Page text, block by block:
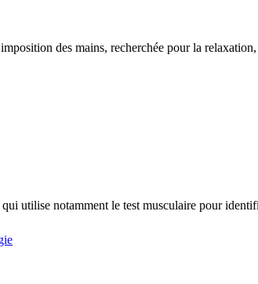
des mains, recherchée pour la
utilise notamment le test musculaire pour